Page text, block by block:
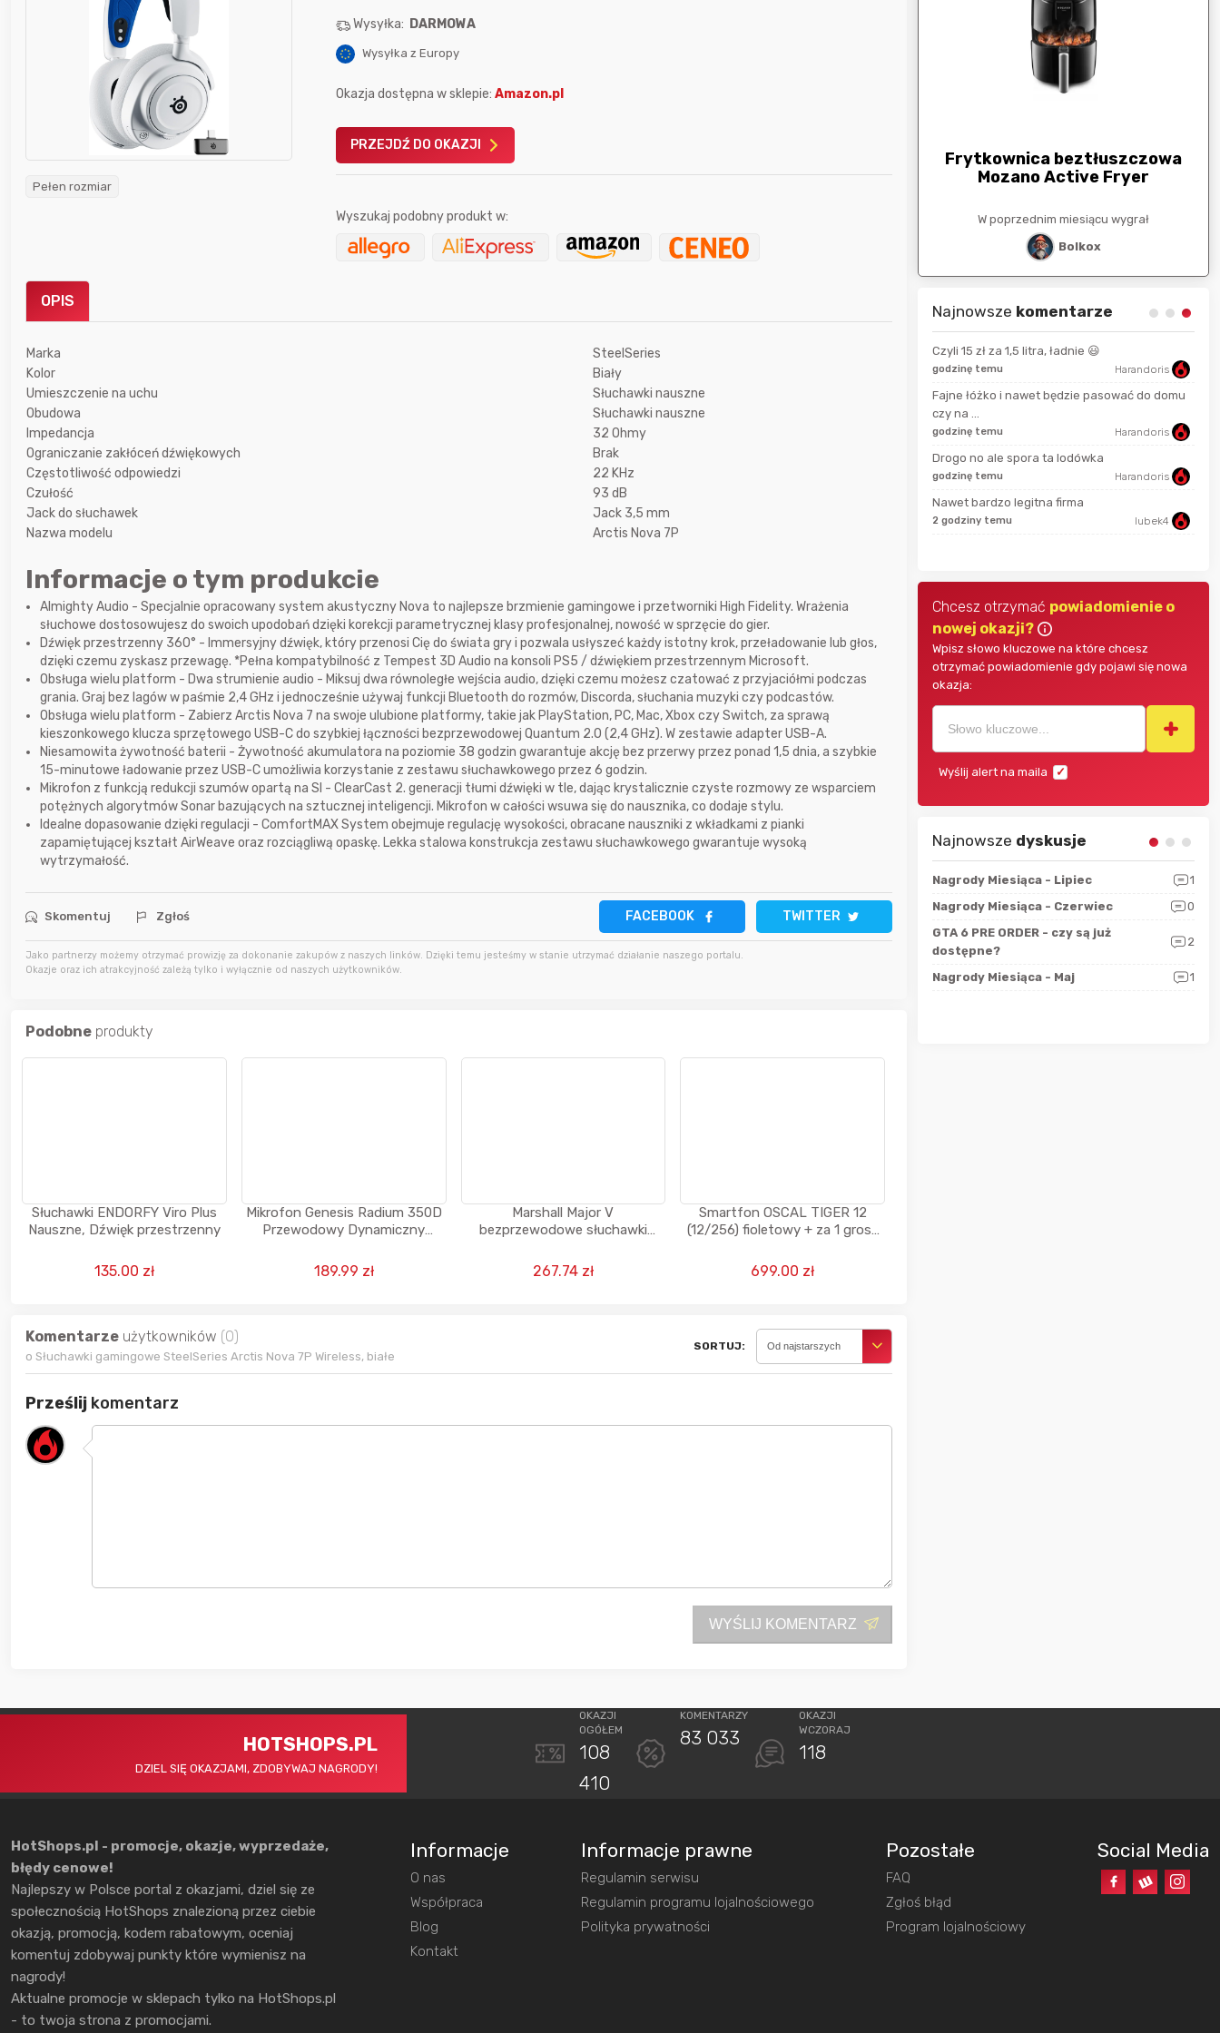
Pełen rozmiar
Wysyłka: DARMOWA
Wysyłka z Europy
Okazja dostępna w sklepie:Amazon.pl
PRZEJDŹ DO OKAZJI
Wyszukaj podobny produkt w:
OPIS
Marka
SteelSeries
Kolor
Biały
Umieszczenie na uchu
Słuchawki nauszne
Obudowa
Słuchawki nauszne
Impedancja
32 Ohmy
Ograniczanie zakłóceń dźwiękowych
Brak
Częstotliwość odpowiedzi
22 KHz
Czułość
93 dB
Jack do słuchawek
Jack 3,5 mm
Nazwa modelu
Arctis Nova 7P
Informacje o tym produkcie
Almighty Audio - Specjalnie opracowany system akustyczny Nova to najlepsze brzmienie gamingowe i przetworniki High Fidelity. Wrażenia
słuchowe dostosowujesz do swoich upodobań dzięki korekcji parametrycznej klasy profesjonalnej, nowość w sprzęcie do gier.
Dźwięk przestrzenny 360° - Immersyjny dźwięk, który przenosi Cię do świata gry i pozwala usłyszeć każdy istotny krok, przeładowanie lub głos,
dzięki czemu zyskasz przewagę. *Pełna kompatybilność z Tempest 3D Audio na konsoli PS5 / dźwiękiem przestrzennym Microsoft.
Obsługa wielu platform - Dwa strumienie audio - Miksuj dwa równoległe wejścia audio, dzięki czemu możesz czatować z przyjaciółmi podczas
grania. Graj bez lagów w paśmie 2,4 GHz i jednocześnie używaj funkcji Bluetooth do rozmów, Discorda, słuchania muzyki czy podcastów.
Obsługa wielu platform - Zabierz Arctis Nova 7 na swoje ulubione platformy, takie jak PlayStation, PC, Mac, Xbox czy Switch, za sprawą
kieszonkowego klucza sprzętowego USB-C do szybkiej łączności bezprzewodowej Quantum 2.0 (2,4 GHz). W zestawie adapter USB-A.
Niesamowita żywotność baterii - Żywotność akumulatora na poziomie 38 godzin gwarantuje akcję bez przerwy przez ponad 1,5 dnia, a szybkie
15-minutowe ładowanie przez USB-C umożliwia korzystanie z zestawu słuchawkowego przez 6 godzin.
Mikrofon z funkcją redukcji szumów opartą na SI - ClearCast 2. generacji tłumi dźwięki w tle, dając krystalicznie czyste rozmowy ze wsparciem
potężnych algorytmów Sonar bazujących na sztucznej inteligencji. Mikrofon w całości wsuwa się do nausznika, co dodaje stylu.
Idealne dopasowanie dzięki regulacji - ComfortMAX System obejmuje regulację wysokości, obracane nauszniki z wkładkami z pianki
zapamiętującej kształt AirWeave oraz rozciągliwą opaskę. Lekka stalowa konstrukcja zestawu słuchawkowego gwarantuje wysoką
wytrzymałość.
Skomentuj Zgłoś FACEBOOK TWITTER
Jako partnerzy możemy otrzymać prowizję za dokonanie zakupów z naszych linków. Dzięki temu jesteśmy w stanie utrzymać działanie naszego portalu.
Okazje oraz ich atrakcyjność zależą tylko i wyłącznie od naszych użytkowników.
Podobne produkty
Słuchawki ENDORFY Viro Plus
Nauszne, Dźwięk przestrzenny
135.00 zł
Mikrofon Genesis Radium 350D
Przewodowy Dynamiczny
189.99 zł
Marshall Major V
bezprzewodowe słuchawki
odtwarzania - czarne
267.74 zł
Smartfon OSCAL TIGER 12
(12/256) fioletowy + za 1 grosz
699.00 zł
Komentarze użytkowników (0)
o Słuchawki gamingowe SteelSeries Arctis Nova 7P Wireless, białe
SORTUJ: Od najstarszych
Prześlij komentarz
WYŚLIJ KOMENTARZ
beztłuszczowa
Fryer
Gofrownica GÖTZE & JENSEN
DW900 1600W
Karta podarunkowa
Allegro 150zł
Frytkownica beztłuszczowa
Mozano Active Fryer
W poprzednim miesiącu wygrał
Bolkox
Najnowsze komentarze
godzinę temu
mariolawiki1
natalok
Rozmaryn
dzoker
godzinę temu
Czyli 15 zł za 1,5 litra, ładnie 😃
godzinę temu Harandoris
Fajne łóżko i nawet będzie pasować do domu
czy na ...
godzinę temu Harandoris
Drogo no ale spora ta lodówka
godzinę temu Harandoris
Nawet bardzo legitna firma
2 godziny temu lubek4
Chcesz otrzymać powiadomienie o
nowej okazji?
Wpisz słowo kluczowe na które chcesz
otrzymać powiadomienie gdy pojawi się nowa
okazja:
Wyślij alert na maila
Najnowsze dyskusje
Czy moze ktos to jakos logicznie
wytłumaczyc.
Katalog nagród
Nagrody Miesiąca - Lipiec
1
Nagrody Miesiąca - Czerwiec
0
GTA 6 PRE ORDER - czy są już
dostępne?
2
Nagrody Miesiąca - Maj 1
HOTSHOPS.PL
DZIEL SIĘ OKAZJAMI, ZDOBYWAJ NAGRODY!
OKAZJI
OGÓŁEM
108
410
KOMENTARZY
83 033
OKAZJI
WCZORAJ
118
HotShops.pl - promocje, okazje, wyprzedaże,
błędy cenowe!
Najlepszy w Polsce portal z okazjami, dziel się ze
społecznością HotShops znalezioną przez ciebie
okazją, promocją, kodem rabatowym, oceniaj
komentuj zdobywaj punkty które wymienisz na
nagrody!
Aktualne promocje w sklepach tylko na HotShops.pl
- to twoja strona z promocjami.
Informacje
O nas
Współpraca
Blog
Kontakt
Informacje prawne
Regulamin serwisu
Regulamin programu lojalnościowego
Polityka prywatności
Pozostałe
FAQ
Zgłoś błąd
Program lojalnościowy
Social Media